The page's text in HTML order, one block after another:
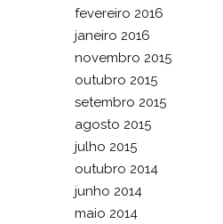
fevereiro 2016
janeiro 2016
novembro 2015
outubro 2015
setembro 2015
agosto 2015
julho 2015
outubro 2014
junho 2014
maio 2014